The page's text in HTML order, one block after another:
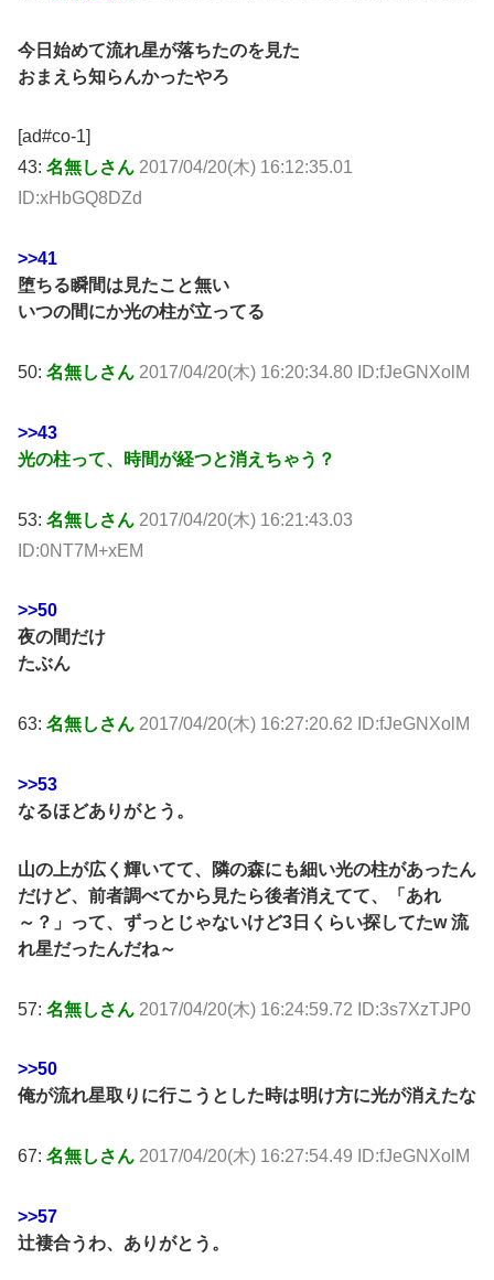
今日始めて流れ星が落ちたのを見た
おまえら知らんかったやろ
[ad#co-1]
43: 名無しさん 2017/04/20(木) 16:12:35.01
ID:xHbGQ8DZd
>>41
堕ちる瞬間は見たこと無い
いつの間にか光の柱が立ってる
50: 名無しさん 2017/04/20(木) 16:20:34.80 ID:fJeGNXolM
>>43
光の柱って、時間が経つと消えちゃう？
53: 名無しさん 2017/04/20(木) 16:21:43.03
ID:0NT7M+xEM
>>50
夜の間だけ
たぶん
63: 名無しさん 2017/04/20(木) 16:27:20.62 ID:fJeGNXolM
>>53
なるほどありがとう。
山の上が広く輝いてて、隣の森にも細い光の柱があったん
だけど、前者調べてから見たら後者消えてて、「あれ
～？」って、ずっとじゃないけど3日くらい探してたw 流
れ星だったんだね～
57: 名無しさん 2017/04/20(木) 16:24:59.72 ID:3s7XzTJP0
>>50
俺が流れ星取りに行こうとした時は明け方に光が消えたな
67: 名無しさん 2017/04/20(木) 16:27:54.49 ID:fJeGNXolM
>>57
辻褄合うわ、ありがとう。